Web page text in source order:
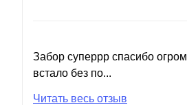
Забор суперрр спасибо
встало без по...
Читать весь отзыв